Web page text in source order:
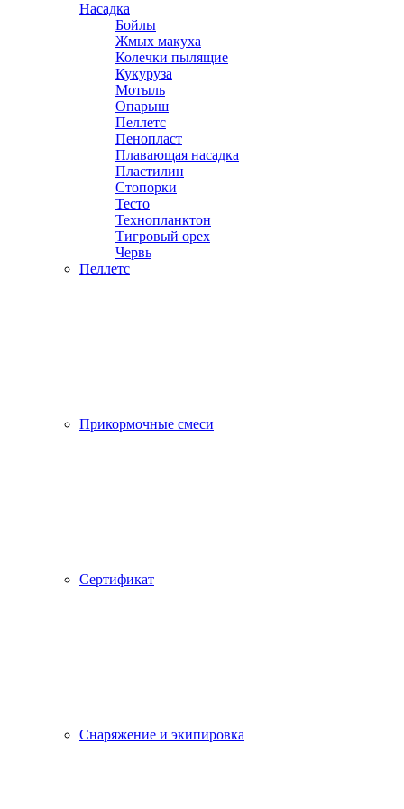
Насадка
Бойлы
Жмых макуха
Колечки пылящие
Кукуруза
Мотыль
Опарыш
Пеллетс
Пенопласт
Плавающая насадка
Пластилин
Стопорки
Тесто
Технопланктон
Тигровый орех
Червь
Пеллетс
Прикормочные смеси
Сертификат
Снаряжение и экипировка